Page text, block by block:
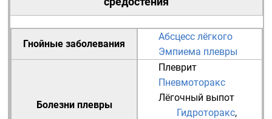
Гнойные заболевания
Абсцесс лёгкого
Эмпиема плевры
Болезни плевры
Плеврит
Пневмоторакс
Лёгочный выпот
Гидроторакс,